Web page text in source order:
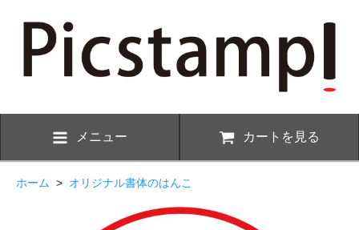
メニュー カートを見る
ホーム > オリジナル書体のはんこ